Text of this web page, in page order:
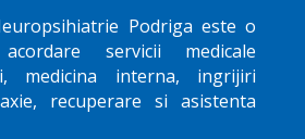
Podriga este o
servicii medicale
medicina interna, ingrijiri
recuperare si asistenta